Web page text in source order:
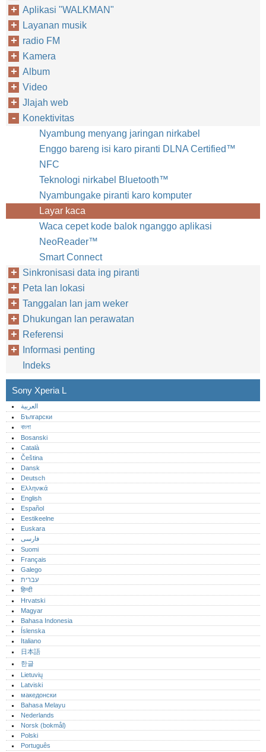
Aplikasi "WALKMAN"
Layanan musik
radio FM
Kamera
Album
Video
Jlajah web
Konektivitas
Nyambung menyang jaringan nirkabel
Enggo bareng isi karo piranti DLNA Certified™‎
NFC
Teknologi nirkabel Bluetooth™‎
Nyambungake piranti karo komputer
Layar kaca
Waca cepet kode balok nganggo aplikasi
NeoReader™‎
Smart Connect
Sinkronisasi data ing piranti
Peta lan lokasi
Tanggalan lan jam weker
Dhukungan lan perawatan
Referensi
Informasi penting
Indeks
Sony Xperia L
العربية
Български
বাংলা
Bosanski
Català
Čeština
Dansk
Deutsch
Ελληνικά
English
Español
Eestikeelne
Euskara
فارسی
Suomi
Français
Galego
עברית
हिन्दी
Hrvatski
Magyar
Bahasa Indonesia
Íslenska
Italiano
日本語
한글
Lietuvių
Latviski
македонски
Bahasa Melayu
Nederlands
Norsk (bokmål)‎
Polski
Português‎